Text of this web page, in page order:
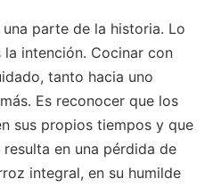
parte de la historia. Lo
intención. Cocinar con
tanto hacia uno
Es reconocer que los
sus propios tiempos y que
en una pérdida de
integral, en su humilde